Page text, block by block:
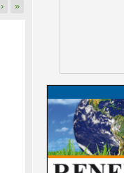
› »